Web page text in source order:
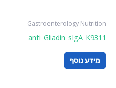
Gastroenterology Nutrition
anti_Gliadin_sIgA_K9311
מידע נוסף